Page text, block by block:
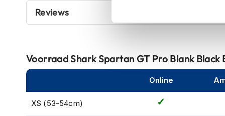
motorjassen
Dames
motorjassen
motorjassen
voering
brildragers ! Om de Spartan GT helemaal compleet te
Reviews
VoorraadShark Spartan GT Pro Blank Black
Online
XS (53-54cm)